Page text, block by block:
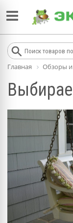
Главная Обзоры и